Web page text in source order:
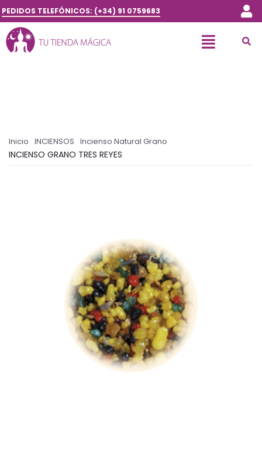
PEDIDOS TELEFÓNICOS: (+34) 91 0759683
Inicio INCIENSOS Incienso Natural Grano
INCIENSO GRANO TRES REYES